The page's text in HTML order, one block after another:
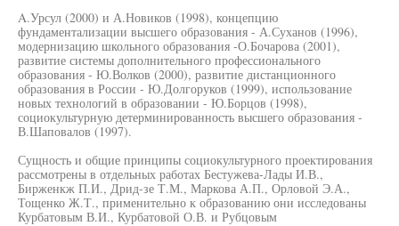
A.Урсул (2000) и А.Новиков (1998), концепцию
фундаментализации высшего образования - А.Суханов (1996),
модернизацию школьного образования -О.Бочарова (2001),
развитие системы дополнительного профессионального
образования - Ю.Волков (2000), развитие дистанционного
образования в России - Ю.Долгоруков (1999), использование
новых технологий в образовании - Ю.Борцов (1998),
социокультурную детерминированность высшего образования -
В.Шаповалов (1997).
Сущность и общие принципы социокультурного проектирования
рассмотрены в отдельных работах Бестужева-Лады И.В.,
Бирженкж П.И., Дрид-зе Т.М., Маркова А.П., Орловой Э.А.,
Тощенко Ж.Т., применительно к образованию они исследованы
Курбатовым В.И., Курбатовой О.В. и Рубцовым